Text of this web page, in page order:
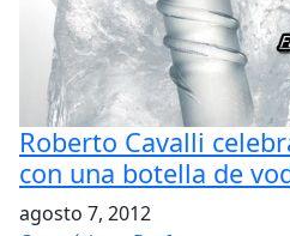
Roberto Cavalli
con una botella de
agosto 7, 2012